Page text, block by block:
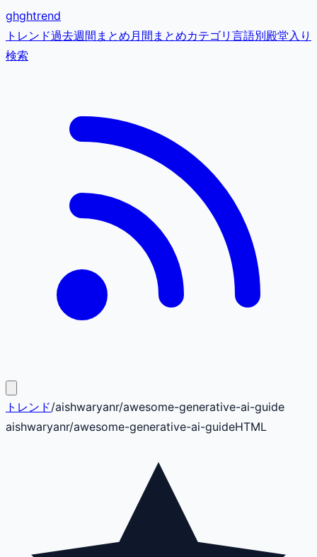
ghghtrend
トレンド過去週間まとめ月間まとめカテゴリ 言語別殿堂入り
検索
トレンド/aishwaryanr/awesome-generative-ai-guide
aishwaryanr/awesome-generative-ai-guideHTML